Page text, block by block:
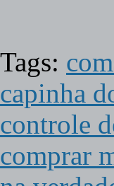
Tags:
capinha
controle
comprar